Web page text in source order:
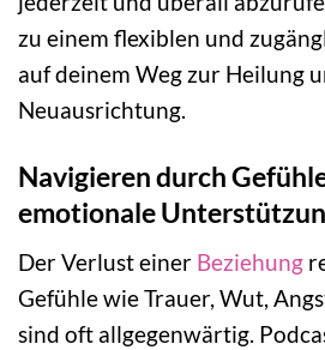
zu einem flexiblen und
auf deinem Weg zur Heilung
Neuausrichtung.
Navigieren durch
emotionale
Der Verlust einer Beziehung
Gefühle wie Trauer, Wut,
sind oft allgegenwärtig.